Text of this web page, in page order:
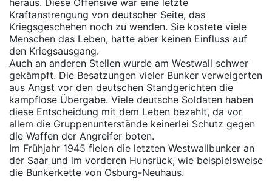
heraus. Diese Offensive war eine letzte
Kraftanstrengung von deutscher Seite, das
Kriegsgeschehen noch zu wenden. Sie kostete viele
Menschen das Leben, hatte aber keinen Einfluss auf
den Kriegsausgang.
Auch an anderen Stellen wurde am Westwall schwer
gekämpft. Die Besatzungen vieler Bunker verweigerten
aus Angst vor den deutschen Standgerichten die
kampflose Übergabe. Viele deutsche Soldaten haben
diese Entscheidung mit dem Leben bezahlt, da vor
allem die Gruppenunterstände keinerlei Schutz gegen
die Waffen der Angreifer boten.
Im Frühjahr 1945 fielen die letzten Westwallbunker an
der Saar und im vorderen Hunsrück, wie beispielsweise
die Bunkerkette von Osburg-Neuhaus.